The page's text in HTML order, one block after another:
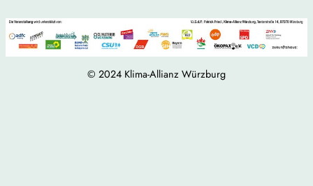
© 2024 Klima-Allianz Würzburg